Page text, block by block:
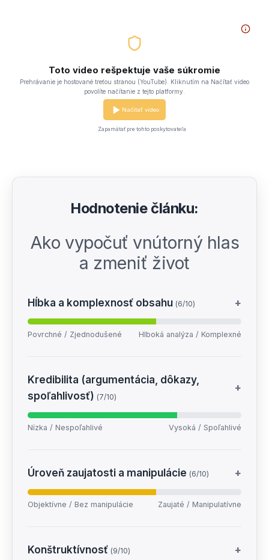
Toto video rešpektuje vaše súkromie
Prehrávanie je hostované treťou stranou (YouTube). Kliknutím na Načítať video
povolíte načítanie z tejto platformy.
Načítať video
Zapamätať pre tohto poskytovateľa
Hodnotenie článku:
Ako vypočuť vnútorný hlas
a zmeniť život
Hĺbka a komplexnosť obsahu (6/10) +
Povrchné / Zjednodušené Hlboká analýza / Komplexné
Kredibilita (argumentácia, dôkazy,
spoľahlivosť) (7/10)
+
Nízka / Nespoľahlivé Vysoká / Spoľahlivé
Úroveň zaujatosti a manipulácie (6/10) +
Objektívne / Bez manipulácie Zaujaté / Manipulatívne
Konštruktívnosť (9/10) +